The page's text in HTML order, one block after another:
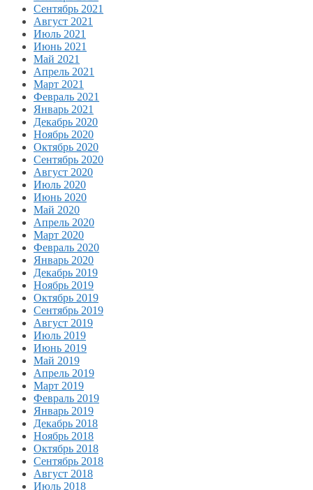
Сентябрь 2021
Август 2021
Июль 2021
Июнь 2021
Май 2021
Апрель 2021
Март 2021
Февраль 2021
Январь 2021
Декабрь 2020
Ноябрь 2020
Октябрь 2020
Сентябрь 2020
Август 2020
Июль 2020
Июнь 2020
Май 2020
Апрель 2020
Март 2020
Февраль 2020
Январь 2020
Декабрь 2019
Ноябрь 2019
Октябрь 2019
Сентябрь 2019
Август 2019
Июль 2019
Июнь 2019
Май 2019
Апрель 2019
Март 2019
Февраль 2019
Январь 2019
Декабрь 2018
Ноябрь 2018
Октябрь 2018
Сентябрь 2018
Август 2018
Июль 2018